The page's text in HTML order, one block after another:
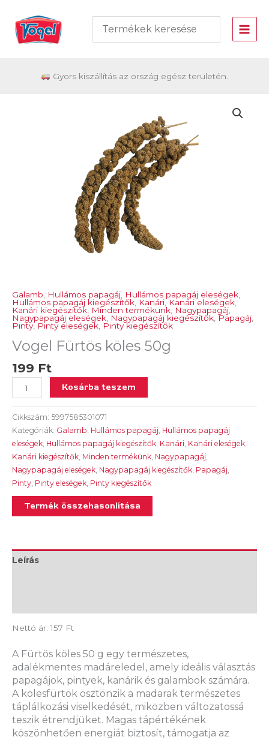
content
Gyors kiszállítás az ország egész területén.
Galamb Hullámos papagáj Hullámos papagáj eleségek
Hullámos papagáj kiegészítők Kanári, Kanári eleségek
Kanári kiegészítők Minden termékünk Nagypapagáj
Nagypapagáj eleségek Nagypapagáj kiegészítők Papagáj
Pinty, Pinty eleségek Pinty kiegészítők
Vogel Fürtös köles 50g
199 Ft
Kosárba teszem
Cikkszám: 5997585301071
Kategóriák: Galamb, Hullámos papagáj, Hullámos papagáj
eleségek, Hullámos papagáj kiegészítők, Kanári, Kanári eleségek,
Kanári kiegészítők, Minden termékünk, Nagypapagáj,
Nagypapagáj eleségek, Nagypapagáj kiegészítők, Papagáj,
Pinty, Pinty eleségek, Pinty kiegészítők
Termék összehasonlítása
Leírás
Nettó ár: 157 Ft
A Fürtös köles 50 g egy természetes,
adalékmentes madáreledel, amely ideális választás
papagájok, pintyek, kanárik és galambok számára.
A kölesfürtök ösztönzik a madarak természetes
táplálkozási viselkedését, miközben változatossá
teszik étrendjüket. Magas tápértékének
köszönhetően energiát biztosít, támogatja az